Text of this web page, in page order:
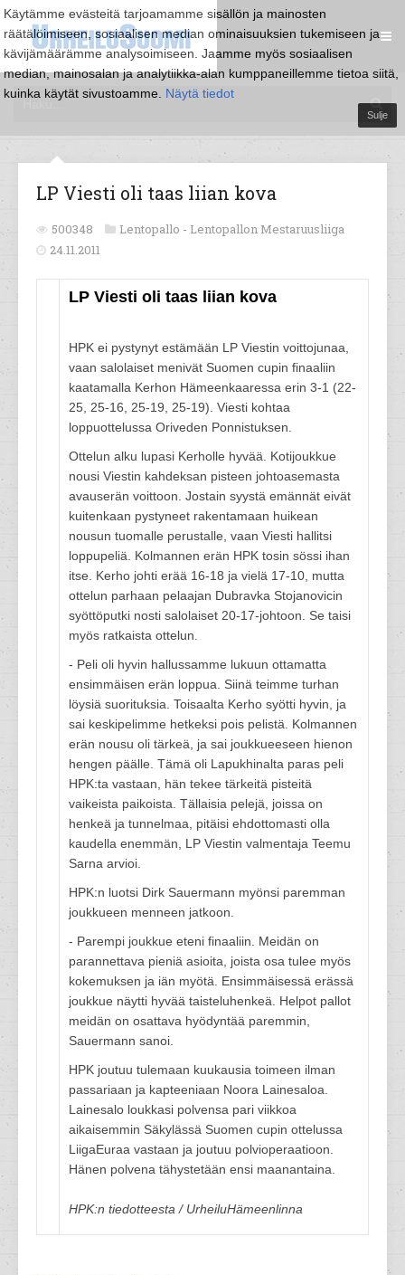
Käytämme evästeitä tarjoamamme sisällön ja mainosten
räätälöimiseen, sosiaalisen median ominaisuuksien tukemiseen ja
kävijämäärämme analysoimiseen. Jaamme myös sosiaalisen
median, mainosalan ja analytiikka-alan kumppaneillemme tietoa siitä,
kuinka käytät sivustoamme. Näytä tiedot
Sulje
LP Viesti oli taas liian kova
500348 Lentopallo - Lentopallon Mestaruusliiga
24.11.2011
LP Viesti oli taas liian kova
HPK ei pystynyt estämään LP Viestin voittojunaa,
vaan salolaiset menivät Suomen cupin finaaliin
kaatamalla Kerhon Hämeenkaaressa erin 3-1 (22-
25, 25-16, 25-19, 25-19). Viesti kohtaa
loppuottelussa Oriveden Ponnistuksen.
Ottelun alku lupasi Kerholle hyvää. Kotijoukkue
nousi Viestin kahdeksan pisteen johtoasemasta
avauserän voittoon. Jostain syystä emännät eivät
kuitenkaan pystyneet rakentamaan huikean
nousun tuomalle perustalle, vaan Viesti hallitsi
loppupeliä. Kolmannen erän HPK tosin sössi ihan
itse. Kerho johti erää 16-18 ja vielä 17-10, mutta
ottelun parhaan pelaajan Dubravka Stojanovicin
syöttöputki nosti salolaiset 20-17-johtoon. Se taisi
myös ratkaista ottelun.
- Peli oli hyvin hallussamme lukuun ottamatta
ensimmäisen erän loppua. Siinä teimme turhan
löysiä suorituksia. Toisaalta Kerho syötti hyvin, ja
sai keskipelimme hetkeksi pois pelistä. Kolmannen
erän nousu oli tärkeä, ja sai joukkueeseen hienon
hengen päälle. Tämä oli Lapukhinalta paras peli
HPK:ta vastaan, hän tekee tärkeitä pisteitä
vaikeista paikoista. Tällaisia pelejä, joissa on
henkeä ja tunnelmaa, pitäisi ehdottomasti olla
kaudella enemmän, LP Viestin valmentaja Teemu
Sarna arvioi.
HPK:n luotsi Dirk Sauermann myönsi paremman
joukkueen menneen jatkoon.
- Parempi joukkue eteni finaaliin. Meidän on
parannettava pieniä asioita, joista osa tulee myös
kokemuksen ja iän myötä. Ensimmäisessä erässä
joukkue näytti hyvää taisteluhenkeä. Helpot pallot
meidän on osattava hyödyntää paremmin,
Sauermann sanoi.
HPK joutuu tulemaan kuukausia toimeen ilman
passariaan ja kapteeniaan Noora Lainesaloa.
Lainesalo loukkasi polvensa pari viikkoa
aikaisemmin Säkylässä Suomen cupin ottelussa
LiigaEuraa vastaan ja joutuu polvioperaatioon.
Hänen polvena tähystetään ensi maanantaina.
HPK:n tiedotteesta / UrheiluHämeenlinna